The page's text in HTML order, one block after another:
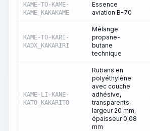
KAME-TO-KAME-
KAME_KAKAKAME
Essence
aviation B-70
KAME-TO-KARI-
KADX_KAKARIRI
Mélange
propane-
butane
technique
KAME-LI-KANE-
KATO_KAKARITO
Rubans en
polyéthylène
avec couche
adhésive,
transparents,
largeur 20 mm,
épaisseur 0,08
mm